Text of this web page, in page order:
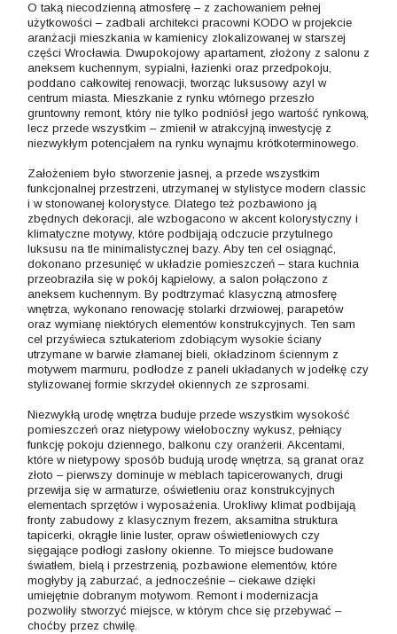
O taką niecodzienną atmosferę – z zachowaniem pełnej
użytkowości – zadbali architekci pracowni KODO w projekcie
aranżacji mieszkania w kamienicy zlokalizowanej w starszej
części Wrocławia. Dwupokojowy apartament, złożony z salonu z
aneksem kuchennym, sypialni, łazienki oraz przedpokoju,
poddano całkowitej renowacji, tworząc luksusowy azyl w
centrum miasta. Mieszkanie z rynku wtórnego przeszło
gruntowny remont, który nie tylko podniósł jego wartość rynkową,
lecz przede wszystkim – zmienił w atrakcyjną inwestycję z
niezwykłym potencjałem na rynku wynajmu krótkoterminowego.
Założeniem było stworzenie jasnej, a przede wszystkim
funkcjonalnej przestrzeni, utrzymanej w stylistyce modern classic
i w stonowanej kolorystyce. Dlatego też pozbawiono ją
zbędnych dekoracji, ale wzbogacono w akcent kolorystyczny i
klimatyczne motywy, które podbijają odczucie przytulnego
luksusu na tle minimalistycznej bazy. Aby ten cel osiągnąć,
dokonano przesunięć w układzie pomieszczeń – stara kuchnia
przeobraziła się w pokój kąpielowy, a salon połączono z
aneksem kuchennym. By podtrzymać klasyczną atmosferę
wnętrza, wykonano renowację stolarki drzwiowej, parapetów
oraz wymianę niektórych elementów konstrukcyjnych. Ten sam
cel przyświeca sztukateriom zdobiącym wysokie ściany
utrzymane w barwie złamanej bieli, okładzinom ściennym z
motywem marmuru, podłodze z paneli układanych w jodełkę czy
stylizowanej formie skrzydeł okiennych ze szprosami.
Niezwykłą urodę wnętrza buduje przede wszystkim wysokość
pomieszczeń oraz nietypowy wieloboczny wykusz, pełniący
funkcję pokoju dziennego, balkonu czy oranżerii. Akcentami,
które w nietypowy sposób budują urodę wnętrza, są granat oraz
złoto – pierwszy dominuje w meblach tapicerowanych, drugi
przewija się w armaturze, oświetleniu oraz konstrukcyjnych
elementach sprzętów i wyposażenia. Urokliwy klimat podbijają
fronty zabudowy z klasycznym frezem, aksamitna struktura
tapicerki, okrągłe linie luster, opraw oświetleniowych czy
sięgające podłogi zasłony okienne. To miejsce budowane
światłem, bielą i przestrzenią, pozbawione elementów, które
mogłyby ją zaburzać, a jednocześnie – ciekawe dzięki
umiejętnie dobranym motywom. Remont i modernizacja
pozwoliły stworzyć miejsce, w którym chce się przebywać –
choćby przez chwilę.